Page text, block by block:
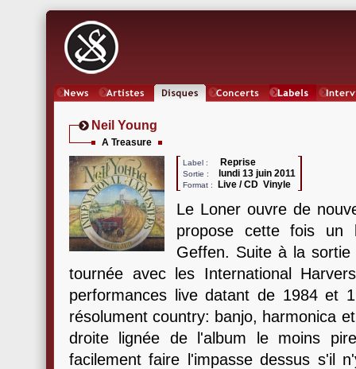
Neil Young
A Treasure
Label : Reprise
Sortie : lundi 13 juin 2011
Format : Live / CD Vinyle
Le Loner ouvre de
propose cette fois un
Geffen. Suite à la
tournée avec les International
performances live datant de 1984 et
résolument country: banjo, harmonica
droite lignée de l'album le moins
facilement faire l'impasse dessus s'il